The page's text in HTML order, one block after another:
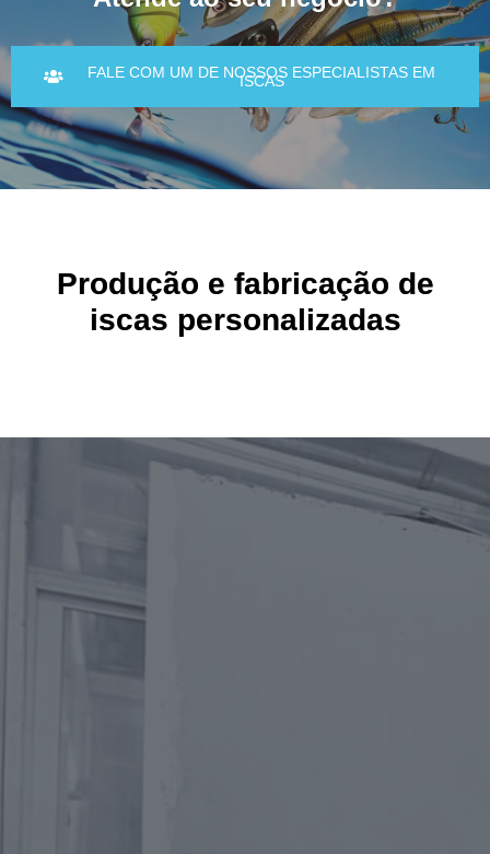
FALE COM UM DE NOSSOS ESPECIALISTAS EM
ISCAS
Produção e fabricação de
iscas personalizadas